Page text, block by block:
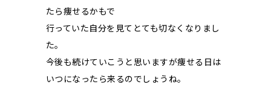
たら痩せるかもで
行っていた自分を見てとても切なくなりまし
た。
今後も続けていこうと思いますが痩せる日は
いつになったら来るのでしょうね。